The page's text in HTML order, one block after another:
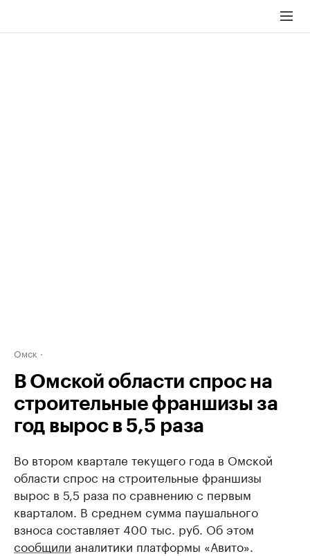
Омск
В Омской области спрос на
строительные франшизы за
год вырос в 5,5 раза
Во втором квартале текущего года в Омской
области спрос на строительные франшизы
вырос в 5,5 раза по сравнению с первым
кварталом. В среднем сумма паушального
взноса составляет 400 тыс. руб. Об этом
сообщили аналитики платформы «Авито».